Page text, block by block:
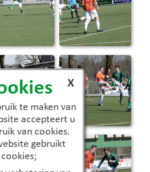
te maken van
accepteert u
van cookies.
gebruikt
cookies;
X